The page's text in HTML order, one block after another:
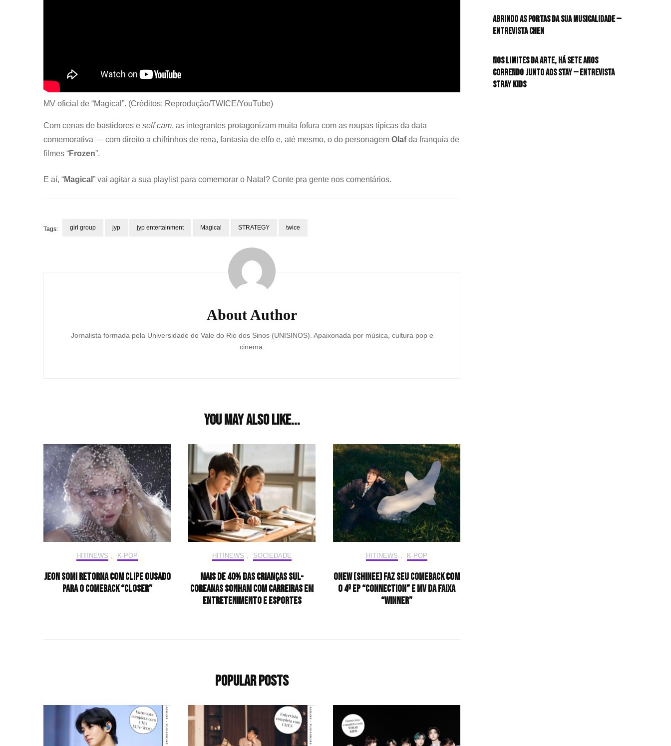
MV oficial de “Magical”. (Créditos: Reprodução/TWICE/YouTube)
Com cenas de bastidores e self cam, as integrantes protagonizam muita fofura com as roupas típicas da data
comemorativa — com direito a chifrinhos de rena, fantasia de elfo e, até mesmo, o do personagem Olafda franquia de
filmes “Frozen”.
E aí, “Magical ” vai agitar a sua playlist para comemorar o Natal? Conte pra gente nos comentários.
Tags: girl group jyp jyp entertainment Magical STRATEGY twice
About Author
Jornalista formada pela Universidade do Vale do Rio dos Sinos (UNISINOS). Apaixonada por música, cultura pop e
cinema.
You may also like...
HIT!NEWS , K-POP
JEON SOMI retorna com clipe ousado
para o comeback “CLOSER”
HIT!NEWS , SOCIEDADE
Mais de 40% das crianças sul-
coreanas sonham com carreiras em
entretenimento e esportes
HIT!NEWS , K-POP
ONEW (SHINee) faz seu comeback com
o 4º EP “CONNECTION” e MV da faixa
“Winner”
Popular Posts
Abrindo as portas da sua musicalidade —
Entrevista CHEN
Nos limites da arte, há sete anos
correndo junto aos STAY — Entrevista
Stray Kids